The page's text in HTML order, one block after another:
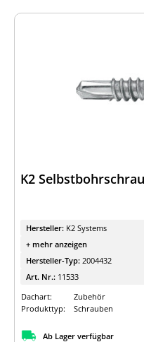
K2
Hersteller: K2 Systems
+ mehr anzeigen
Hersteller-Typ: 2004432
Art. Nr.: 11533
Dachart:
Zubehör
Produkttyp:
Schrauben
Ab Lager verfügbar